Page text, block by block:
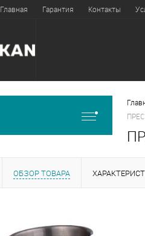
Главная Гарантия Контакты
ОБЗОР ТОВАРА